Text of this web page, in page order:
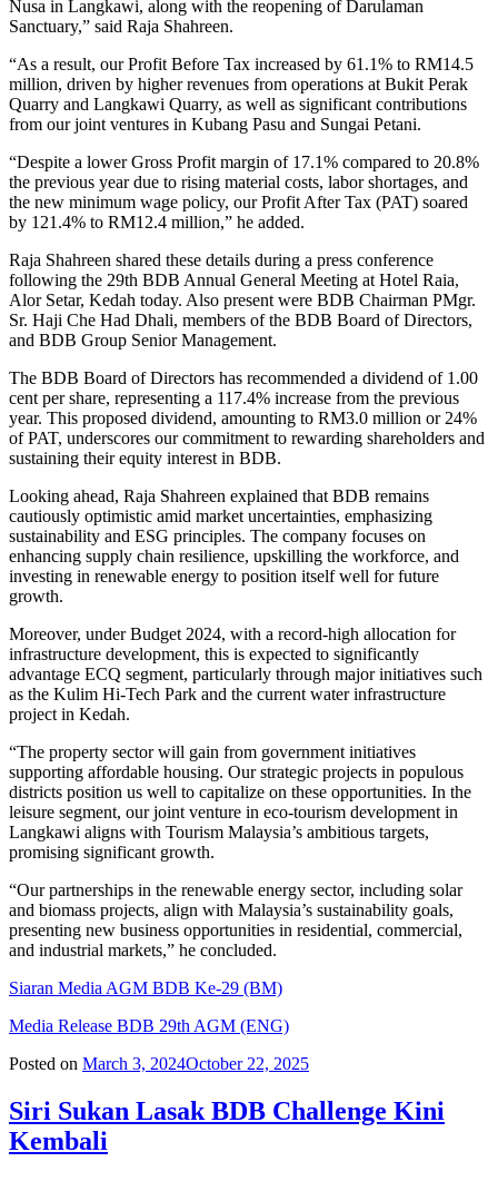
Nusa in Langkawi, along with the reopening of Darulaman
Sanctuary,” said Raja Shahreen.
“As a result, our Profit Before Tax increased by 61.1% to RM14.5
million, driven by higher revenues from operations at Bukit Perak
Quarry and Langkawi Quarry, as well as significant contributions
from our joint ventures in Kubang Pasu and Sungai Petani.
“Despite a lower Gross Profit margin of 17.1% compared to 20.8%
the previous year due to rising material costs, labor shortages, and
the new minimum wage policy, our Profit After Tax (PAT) soared
by 121.4% to RM12.4 million,” he added.
Raja Shahreen shared these details during a press conference
following the 29th BDB Annual General Meeting at Hotel Raia,
Alor Setar, Kedah today. Also present were BDB Chairman PMgr.
Sr. Haji Che Had Dhali, members of the BDB Board of Directors,
and BDB Group Senior Management.
The BDB Board of Directors has recommended a dividend of 1.00
cent per share, representing a 117.4% increase from the previous
year. This proposed dividend, amounting to RM3.0 million or 24%
of PAT, underscores our commitment to rewarding shareholders and
sustaining their equity interest in BDB.
Looking ahead, Raja Shahreen explained that BDB remains
cautiously optimistic amid market uncertainties, emphasizing
sustainability and ESG principles. The company focuses on
enhancing supply chain resilience, upskilling the workforce, and
investing in renewable energy to position itself well for future
growth.
Moreover, under Budget 2024, with a record-high allocation for
infrastructure development, this is expected to significantly
advantage ECQ segment, particularly through major initiatives such
as the Kulim Hi-Tech Park and the current water infrastructure
project in Kedah.
“The property sector will gain from government initiatives
supporting affordable housing. Our strategic projects in populous
districts position us well to capitalize on these opportunities. In the
leisure segment, our joint venture in eco-tourism development in
Langkawi aligns with Tourism Malaysia’s ambitious targets,
promising significant growth.
“Our partnerships in the renewable energy sector, including solar
and biomass projects, align with Malaysia’s sustainability goals,
presenting new business opportunities in residential, commercial,
and industrial markets,” he concluded.
Siaran Media AGM BDB Ke-29 (BM)
Media Release BDB 29th AGM (ENG)
Posted on March 3, 2024October 22, 2025
Siri Sukan Lasak BDB Challenge Kini
Kembali